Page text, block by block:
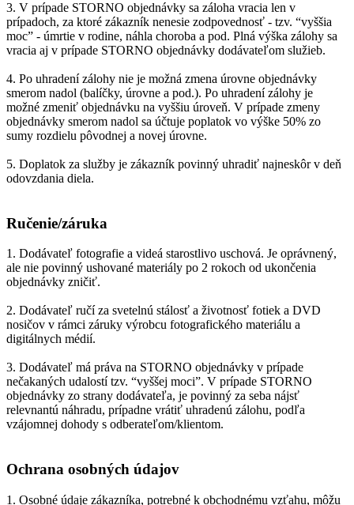
3. V prípade STORNO objednávky sa záloha vracia len v
prípadoch, za ktoré zákazník nenesie zodpovednosť - tzv. “vyššia
moc” - úmrtie v rodine, náhla choroba a pod. Plná výška zálohy sa
vracia aj v prípade STORNO objednávky dodávateľom služieb.
4. Po uhradení zálohy nie je možná zmena úrovne objednávky
smerom nadol (balíčky, úrovne a pod.). Po uhradení zálohy je
možné zmeniť objednávku na vyššiu úroveň. V prípade zmeny
objednávky smerom nadol sa účtuje poplatok vo výške 50% zo
sumy rozdielu pôvodnej a novej úrovne.
5. Doplatok za služby je zákazník povinný uhradiť najneskôr v deň
odovzdania diela.
Ručenie/záruka
1. Dodávateľ fotografie a videá starostlivo uschová. Je oprávnený,
ale nie povinný ushované materiály po 2 rokoch od ukončenia
objednávky zničiť.
2. Dodávateľ ručí za svetelnú stálosť a životnosť fotiek a DVD
nosičov v rámci záruky výrobcu fotografického materiálu a
digitálnych médií.
3. Dodávateľ má práva na STORNO objednávky v prípade
nečakaných udalostí tzv. “vyššej moci”. V prípade STORNO
objednávky zo strany dodávateľa, je povinný za seba nájsť
relevnantú náhradu, prípadne vrátiť uhradenú zálohu, podľa
vzájomnej dohody s odberateľom/klientom.
Ochrana osobných údajov
1. Osobné údaje zákazníka, potrebné k obchodnému vzťahu, môžu